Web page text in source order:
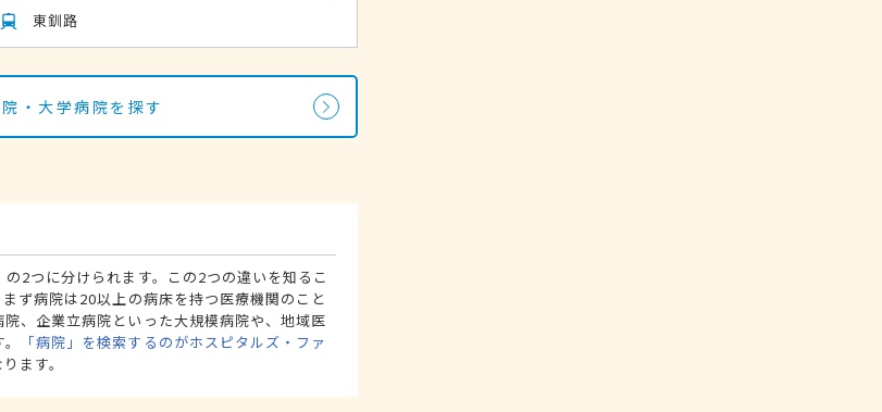
東釧路
・大学病院を探す
2つに分けられます。この2つの違いを知るこ
ず病院は20以上の病床を持つ医療機関のこと
、企業立病院といった大規模病院や、地域医
「病院」を検索するのがホスピタルズ・ファ
ます。